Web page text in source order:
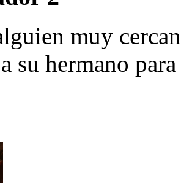
muy
su hermano